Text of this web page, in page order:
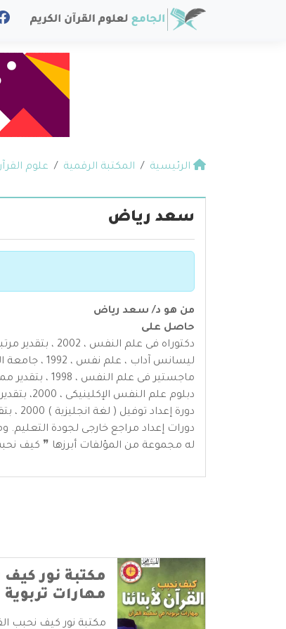
الرئيسية المكتبة الرقمية علوم
سعد رياض
من هو د/ سعد رياض
حاصل على
دكتوراه فى علم النفس ، 2002 ، بتقدير مرتبة الشرف الأولى
ليسانس آداب ، علم نفس ، 1992 ، جامعة المنصورة.
ماجستير فى علم النفس ، 1998 ، بتقدير ممتاز .جامعة طنطا .
دبلوم علم النفس الإكلينيكى ، 2000، بتقدير ممتاز . جامعة المنصورة.
دورة إعداد توفيل ( لغة انجليزية ) 2000 ، بتقدير ممتاز . جامعة المنصورة.
دورات إعداد مراجع خارجى لجودة التعليم.
له مجموعة من المؤلفات أبرزها ❞ كيف نحبب
مكتبة نور كيف
مهارات
مكتبة نور كيف نحبب